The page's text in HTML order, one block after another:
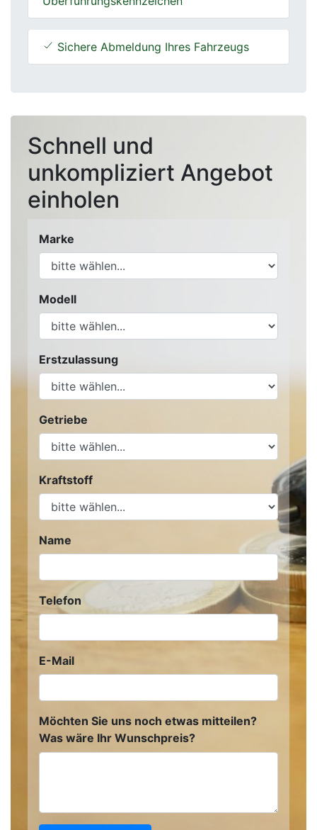
Sichere Abmeldung Ihres Fahrzeugs
Schnell und
unkompliziert Angebot
einholen
Marke
Modell
Erstzulassung
Getriebe
Kraftstoff
Name
Telefon
E-Mail
Möchten Sie uns noch etwas mitteilen?
Was wäre Ihr Wunschpreis?